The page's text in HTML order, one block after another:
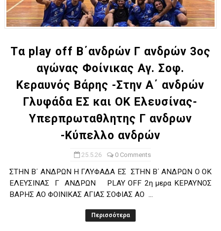
Tα play off Β΄ανδρών Γ ανδρών 3ος
αγώνας Φοίνικας Αγ. Σοφ.
Κεραυνός Βάρης -Στην Α΄ ανδρών
Γλυφάδα ΕΣ και ΟΚ Ελευσίνας-
Υπερπρωταθλητης Γ ανδρων
-Κύπελλο ανδρών
25.5.26 0 Comments
ΣΤΗΝ Β΄ ΑΝΔΡΩΝ Η ΓΛΥΦΑΔΑ ΕΣ ΣΤΗΝ Β΄ ΑΝΔΡΩΝ Ο ΟΚ
ΕΛΕΥΣΙΝΑΣ Γ ΑΝΔΡΩΝ PLAY OFF 2η μερα ΚΕΡΑΥΝΟΣ
ΒΑΡΗΣ ΑΟ ΦΟΙΝΙΚΑΣ ΑΓΙΑΣ ΣΟΦΙΑΣ ΑΟ ...
Περισσότερα